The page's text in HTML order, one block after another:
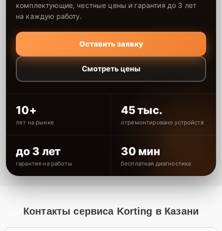
комплектующие, честные цены и гарантия до 3 лет
на каждую работу.
Оставить заявку
Смотреть цены
10+
лет на рынке
45 тыс.
отремонтировано устройств
до 3 лет
гарантия на работы
30 мин
бесплатная диагностика
Контакты сервиса Korting в Казани